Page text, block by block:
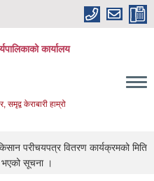
कार्यालय
समृद्व केराबारी हाम्रो
परीचयपत्र वितरण कार्यक्रमको मिति
भएको सूचना ।